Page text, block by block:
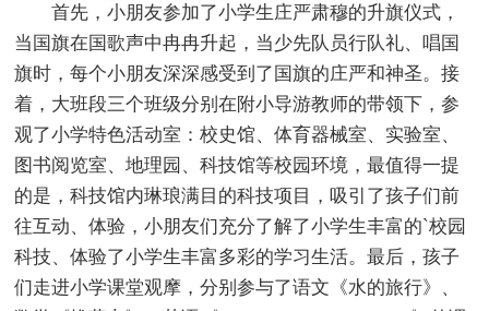
首先，小朋友参加了小学生庄严肃穆的升旗仪式，
当国旗在国歌声中冉冉升起，当少先队员行队礼、唱国
旗时，每个小朋友深深感受到了国旗的庄严和神圣。接
着，大班段三个班级分别在附小导游教师的带领下，参
观了小学特色活动室：校史馆、体育器械室、实验室、
图书阅览室、地理园、科技馆等校园环境，最值得一提
的是，科技馆内琳琅满目的科技项目，吸引了孩子们前
往互动、体验，小朋友们充分了解了小学生丰富的`校园
科技、体验了小学生丰富多彩的学习生活。最后，孩子
们走进小学课堂观摩，分别参与了语文《水的旅行》、